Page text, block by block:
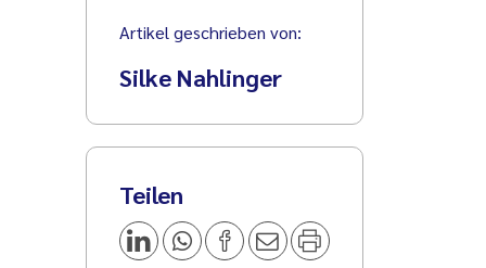
Artikel geschrieben von:
Silke Nahlinger
Teilen